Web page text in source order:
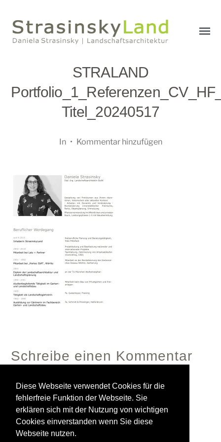
Diese Webseite verwendet Cookies für die
fehlerfreie Funktion der Webseite. Sie
erklären sich mit der Nutzung von wichtigen
Cookies einverstanden wenn Sie diese
Webseite nutzen.
Menü
STRALAND
Titel_20240517
In • Kommentar hinzufügen
Schreibe einen Kommentar
Du musstangemeldetsein, um einen Kommentar
abzugeben.